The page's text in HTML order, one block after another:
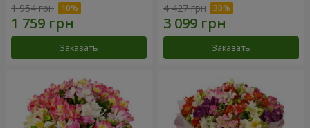
1 954 грн
Заказать
4 427 грн
Заказать